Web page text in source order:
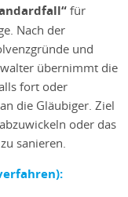
für
Nach der
und
übernimmt die
fort oder
die Gläubiger. Ziel
oder das
sanieren.